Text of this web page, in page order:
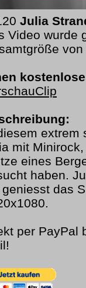
Julia
Video wurde
extrem
mit
eines
haben.
das
per PayPal